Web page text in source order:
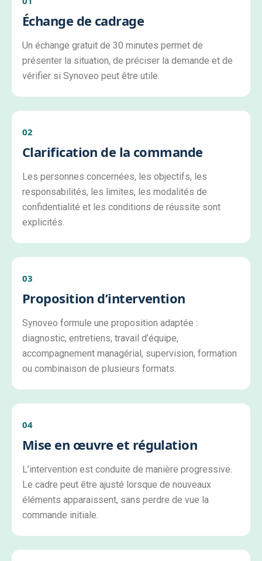
Échange de cadrage
Un échange gratuit de 30 minutes permet de
présenter la situation, de préciser la demande et de
vérifier si Synoveo peut être utile.
02
Clarification de la commande
Les personnes concernées, les objectifs, les
responsabilités, les limites, les modalités de
confidentialité et les conditions de réussite sont
explicités.
03
Proposition d’intervention
Synoveo formule une proposition adaptée :
diagnostic, entretiens, travail d’équipe,
accompagnement managérial, supervision, formation
ou combinaison de plusieurs formats.
04
Mise en œuvre et régulation
L’intervention est conduite de manière progressive.
Le cadre peut être ajusté lorsque de nouveaux
éléments apparaissent, sans perdre de vue la
commande initiale.